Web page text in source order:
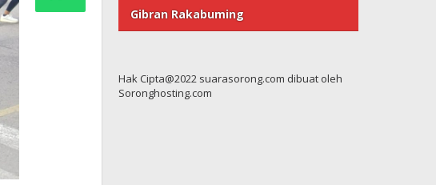
Gibran Rakabuming
Hak Cipta@2022 suarasorong.com dibuat oleh
Soronghosting.com